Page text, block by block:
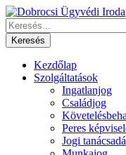
Kezdőlap
Szolgáltatások
Ingatlanjog
Családjog
Peres
Jogi